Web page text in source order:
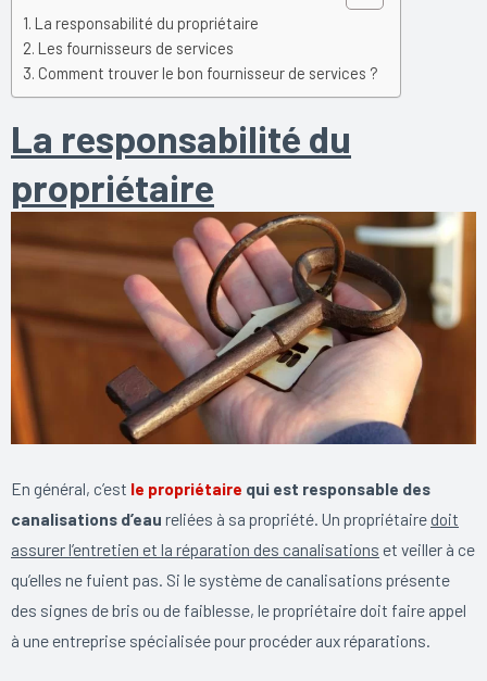
La responsabilité du propriétaire
Les fournisseurs de services
Comment trouver le bon fournisseur de services ?
La responsabilité du
propriétaire
En général, c’est le propriétaire qui est responsable des
canalisations d’eau reliées à sa propriété. Un propriétaire doit
assurer l’entretien et la réparation des canalisations et veiller à ce
qu’elles ne fuient pas. Si le système de canalisations présente
des signes de bris ou de faiblesse, le propriétaire doit faire appel
à une entreprise spécialisée pour procéder aux réparations.